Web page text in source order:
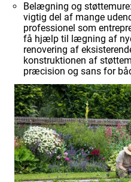
Belægning og
vigtig del af mange
professionel som
få hjælp til lægning af
renovering af
konstruktionen af
præcision og sans for